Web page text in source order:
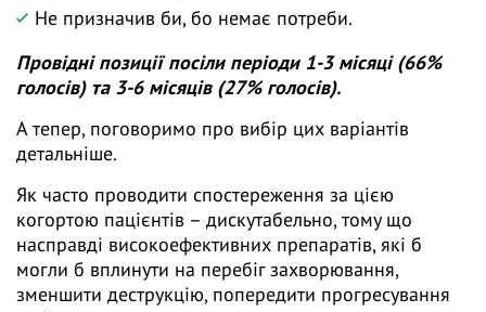
Не призначив би, бо немає потреби.
Провідні позиції посіли періоди 1-3 місяці (66%
голосів) та 3-6 місяців (27% голосів).
А тепер, поговоримо про вибір цих варіантів
детальніше.
Як часто проводити спостереження за цією
когортою пацієнтів – дискутабельно, тому що
насправді високоефективних препаратів, які б
могли б вплинути на перебіг захворювання,
зменшити деструкцію, попередити прогресування